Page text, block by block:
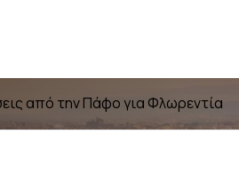
από την Πάφο για Φλωρεντία